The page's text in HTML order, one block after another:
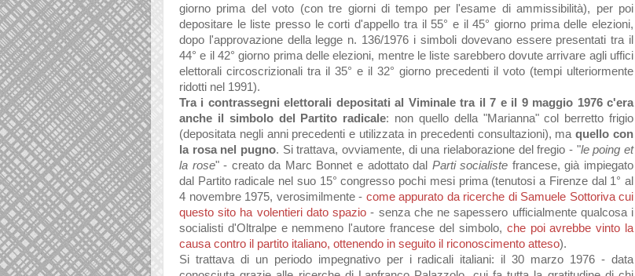
giorno prima del voto (con tre giorni di tempo per l'esame di ammissibilità), per poi
depositare le liste presso le corti d'appello tra il 55° e il 45° giorno prima delle elezioni,
dopo l'approvazione della legge n. 136/1976 i simboli dovevano essere presentati tra il
44° e il 42° giorno prima delle elezioni, mentre le liste sarebbero dovute arrivare agli uffici
elettorali circoscrizionali tra il 35° e il 32° giorno precedenti il voto (tempi ulteriormente
ridotti nel 1991).
Tra i contrassegni elettorali depositati al Viminale tra il 7 e il 9 maggio 1976 c'era
anche il simbolo del Partito radicale: non quello della "Marianna" col berretto frigio
(depositata negli anni precedenti e utilizzata in precedenti consultazioni), maquello con
la rosa nel pugno. Si trattava, ovviamente, di una rielaborazione del fregio - "le poing et
la rose" - creato da Marc Bonnet e adottato dal Parti socialiste francese, già impiegato
dal Partito radicale nel suo 15° congresso pochi mesi prima (tenutosi a Firenze dal 1° al
4 novembre 1975, verosimilmente - come appurato da ricerche di Samuele Sottoriva cui
questo sito ha volentieri dato spazio - senza che ne sapessero ufficialmente qualcosa i
socialisti d'Oltralpe e nemmeno l'autore francese del simbolo, che poi avrebbe vinto la
causa contro il partito italiano, ottenendo in seguito il riconoscimento atteso).
Si trattava di un periodo impegnativo per i radicali italiani: il 30 marzo 1976 - data